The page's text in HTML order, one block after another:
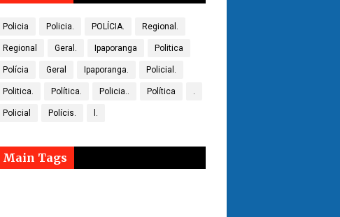
Policia Policia. POLÍCIA. Regional.
Regional Geral. Ipaporanga Politica
Polícia Geral Ipaporanga. Policial.
Politica. Política. Policia.. Política .
Policial Polícis. l.
Main Tags